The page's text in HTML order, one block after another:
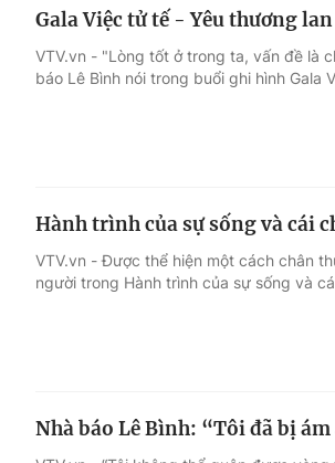
Gala Việc tử tế - Yêu thương
VTV.vn - "Lòng tốt ở trong ta, vấn đề là
báo Lê Bình nói trong buổi ghi hình Gala
Hành trình của sự sống và cái
VTV.vn - Được thể hiện một cách chân
người trong Hành trình của sự sống và
Nhà báo Lê Bình: “Tôi đã bị